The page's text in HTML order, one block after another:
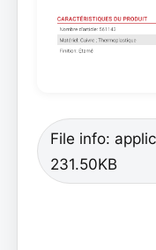
File info:
231.50KB